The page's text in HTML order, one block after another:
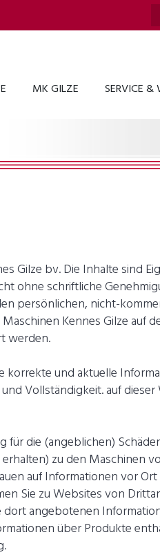
MK GILZE SERVICE &
Gilze bv. Die Inhalte sind
ohne schriftliche
persönlichen, nicht-
Kennes Gilze auf
werden.
korrekte und aktuelle
Vollständigkeit. auf
für die (angeblichen)
zu den Maschinen
auf Informationen vor
Sie zu Websites von
dort angebotenen
über Produkte